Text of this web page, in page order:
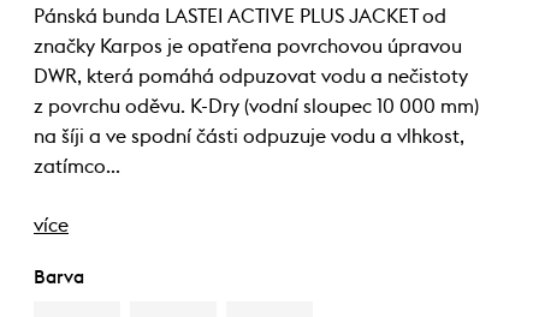
Pánská bunda LASTEI ACTIVE PLUS JACKET od
značky Karpos je opatřena povrchovou úpravou
DWR, která pomáhá odpuzovat vodu a nečistoty
z povrchu oděvu. K-Dry (vodní sloupec 10 000 mm)
na šíji a ve spodní části odpuzuje vodu a vlhkost,
zatímco…
více
Barva